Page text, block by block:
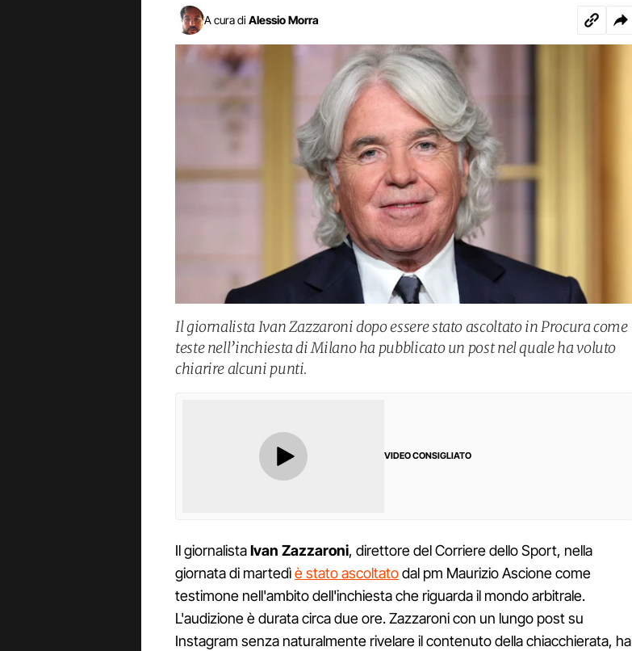
A cura di Alessio Morra
Il giornalista Ivan Zazzaroni dopo essere stato ascoltato in Procura come
teste nell’inchiesta di Milano ha pubblicato un post nel quale ha voluto
chiarire alcuni punti.
VIDEO CONSIGLIATO
Il giornalistaIvan Zazzaroni, direttore del Corriere dello Sport, nella
giornata di martedìè stato ascoltatodal pm Maurizio Ascione come
testimone nell'ambito dell'inchiesta che riguarda il mondo arbitrale.
L'audizione è durata circa due ore. Zazzaroni con un lungo post su
Instagram senza naturalmente rivelare il contenuto della chiacchierata, ha